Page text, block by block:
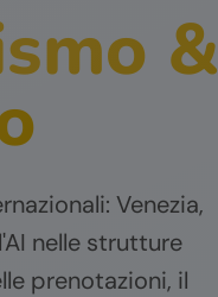
&
Venezia,
nelle strutture
prenotazioni, il